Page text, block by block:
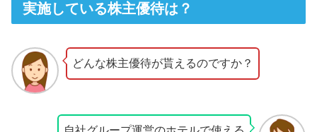
実施している株主優待は？
どんな株主優待が貰えるのですか？